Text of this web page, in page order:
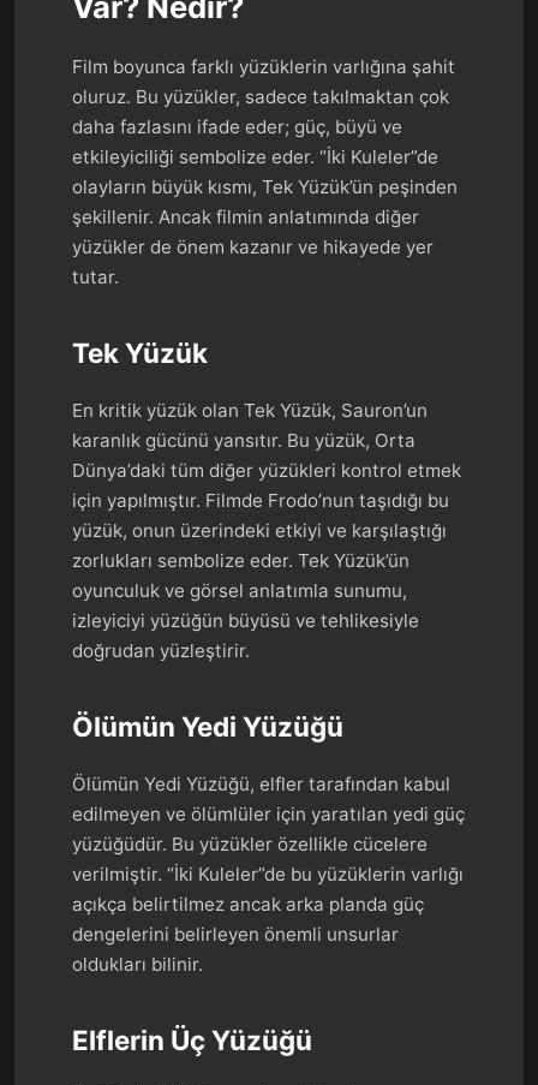
Film boyunca farklı yüzüklerin varlığına şahit
oluruz. Bu yüzükler, sadece takılmaktan çok
daha fazlasını ifade eder; güç, büyü ve
etkileyiciliği sembolize eder. “İki Kuleler”de
olayların büyük kısmı, Tek Yüzük’ün peşinden
şekillenir. Ancak filmin anlatımında diğer
yüzükler de önem kazanır ve hikayede yer
tutar.
Tek Yüzük
En kritik yüzük olan Tek Yüzük, Sauron’un
karanlık gücünü yansıtır. Bu yüzük, Orta
Dünya’daki tüm diğer yüzükleri kontrol etmek
için yapılmıştır. Filmde Frodo’nun taşıdığı bu
yüzük, onun üzerindeki etkiyi ve karşılaştığı
zorlukları sembolize eder. Tek Yüzük’ün
oyunculuk ve görsel anlatımla sunumu,
izleyiciyi yüzüğün büyüsü ve tehlikesiyle
doğrudan yüzleştirir.
Ölümün Yedi Yüzüğü
Ölümün Yedi Yüzüğü, elfler tarafından kabul
edilmeyen ve ölümlüler için yaratılan yedi güç
yüzüğüdür. Bu yüzükler özellikle cücelere
verilmiştir. “İki Kuleler”de bu yüzüklerin varlığı
açıkça belirtilmez ancak arka planda güç
dengelerini belirleyen önemli unsurlar
oldukları bilinir.
Elflerin Üç Yüzüğü